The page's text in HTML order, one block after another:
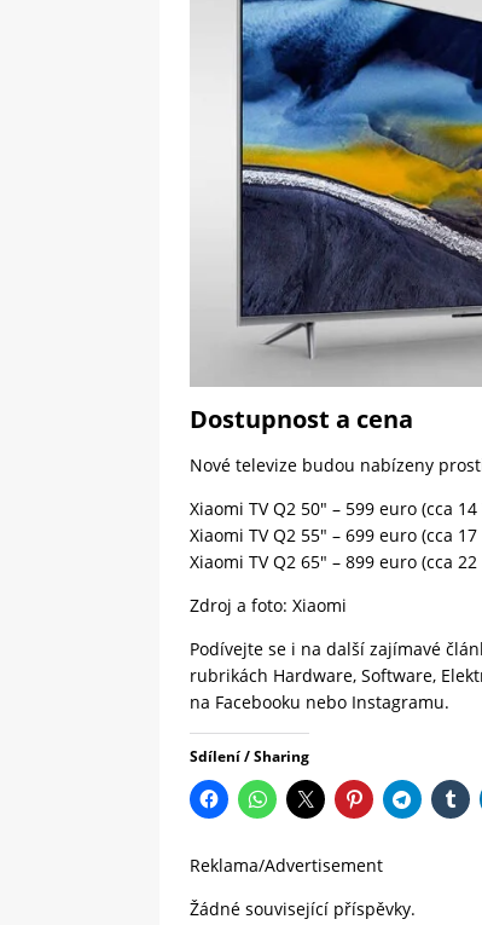
Dostupnost a cena
Nové televize budou nabízeny
Xiaomi TV Q2 50″ – 599 euro (cca
Xiaomi TV Q2 55″ – 699 euro (cca
Xiaomi TV Q2 65″ – 899 euro (cca
Zdroj a foto: Xiaomi
Podívejte se i na další zajímavé
rubrikách Hardware, Software,
na Facebooku nebo Instagramu.
Sdílení / Sharing
Reklama/Advertisement
Žádné související příspěvky.